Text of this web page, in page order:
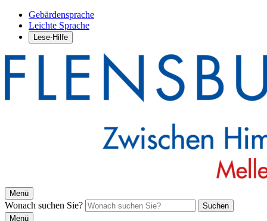
Gebärdensprache
Leichte Sprache
Lese-Hilfe
Menü
Wonach suchen Sie?
Suchen
Menü